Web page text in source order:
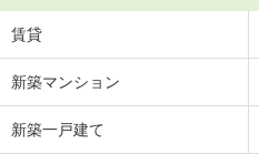
賃貸
新築マンション
新築一戸建て